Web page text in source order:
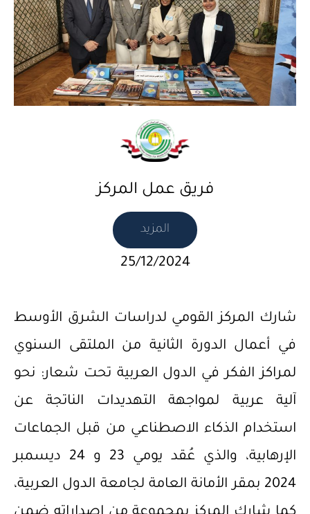
فريق عمل المركز
المزيد
25/12/2024
شارك المركز القومي لدراسات الشرق الأوسط
في أعمال الدورة الثانية من الملتقى السنوي
لمراكز الفكر في الدول العربية تحت شعار: نحو
آلية عربية لمواجهة التهديدات الناتجة عن
استخدام الذكاء الاصطناعي من قبل الجماعات
الإرهابية، والذي عُقد يومي 23 و 24 ديسمبر
2024 بمقر الأمانة العامة لجامعة الدول العربية،